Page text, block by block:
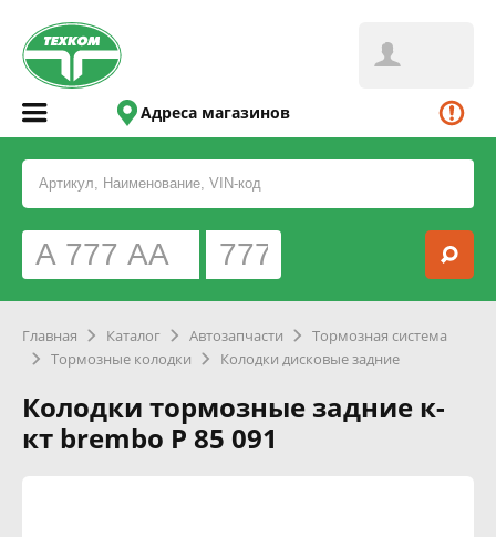
Адреса магазинов
Главная Каталог Автозапчасти
Тормозная система
Тормозные колодки
Колодки дисковые задние
Колодки тормозные задние к-
кт brembo P 85 091